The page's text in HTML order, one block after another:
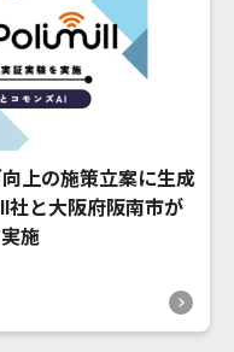
上の施策立案に生成
と大阪府阪南市が
施